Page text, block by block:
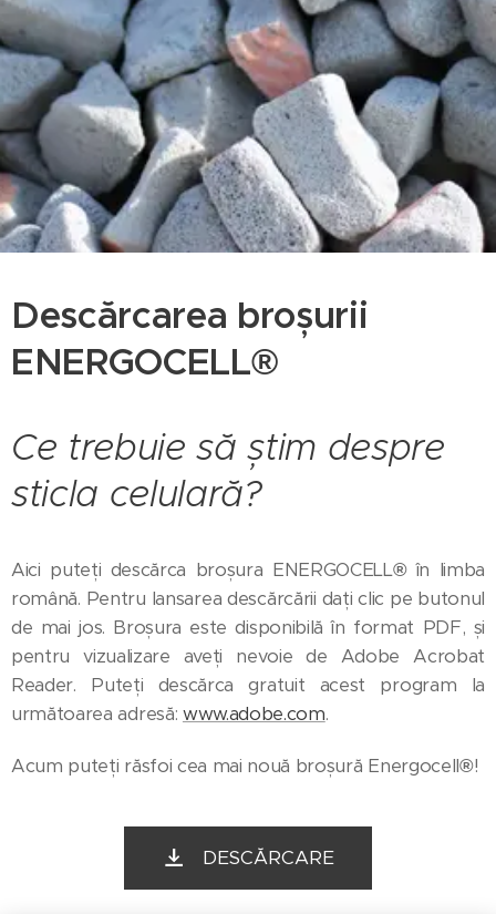
Descărcarea broșurii
ENERGOCELL®
Ce trebuie să știm despre
sticla celulară?
Aici puteți descărca broșura ENERGOCELL®în limba
română. Pentru lansarea descărcării dați clic pe butonul
de mai jos. Broșura este disponibilă în format PDF, și
pentru vizualizare aveți nevoie de Adobe Acrobat
Reader. Puteți descărca gratuit acest program la
următoarea adresă: www.adobe.com.
Acum puteți răsfoi cea mai nouă broșură Energocell®!
DESCĂRCARE